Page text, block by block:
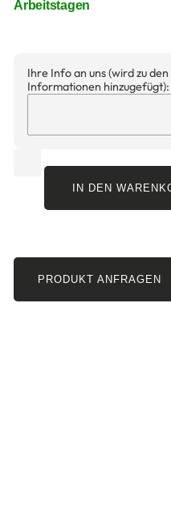
Arbeitstagen
Ihre Info an uns (wird zu den
Informationen hinzugefügt):
IN DEN
PRODUKT ANFRAGEN